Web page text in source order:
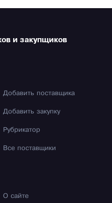
и закупщиков
Добавить поставщика
Добавить закупку
Рубрикатор
Все поставщики
О сайте